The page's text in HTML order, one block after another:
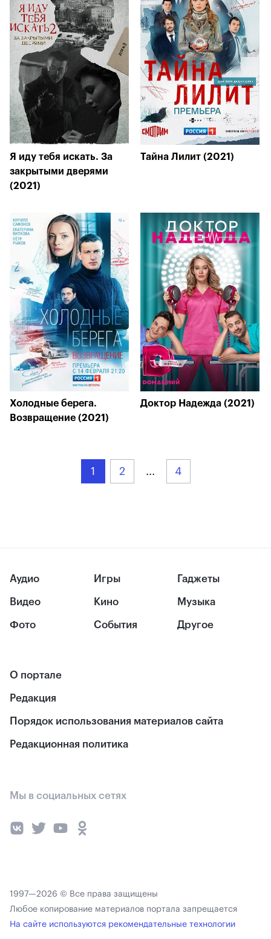
Я иду тебя искать. За
закрытыми дверями
(2021)
Тайна Лилит (2021)
Холодные берега.
Возвращение (2021)
Доктор Надежда (2021)
1 2 ... 4
Аудио
Видео
Фото
Игры
Кино
События
Гаджеты
Музыка
Другое
О портале
Редакция
Порядок использования материалов сайта
Редакционная политика
Мы в социальных сетях
1997—2026 © Все права защищены
Любое копирование материалов портала запрещается
На сайте используются рекомендательные технологии